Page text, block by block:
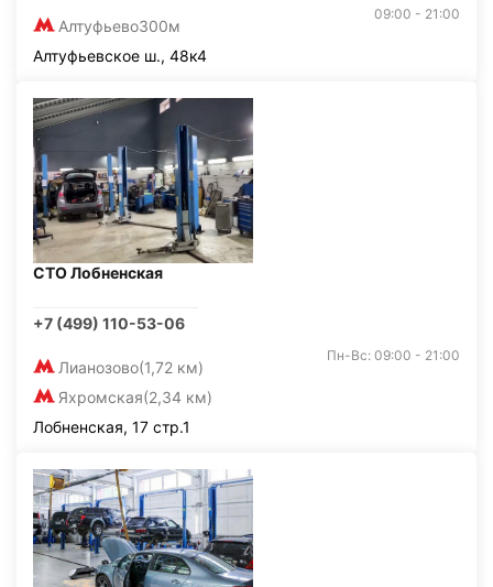
Алтуфьево300м
09:00 - 21:00
Алтуфьевское ш., 48к4
СТО Лобненская
+7 (499) 110-53-06
Лианозово(1,72 км)
Яхромская(2,34 км)
Пн-Вс: 09:00 - 21:00
Лобненская, 17 стр.1